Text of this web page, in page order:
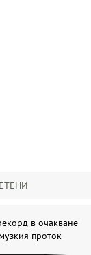
в очакване
проток